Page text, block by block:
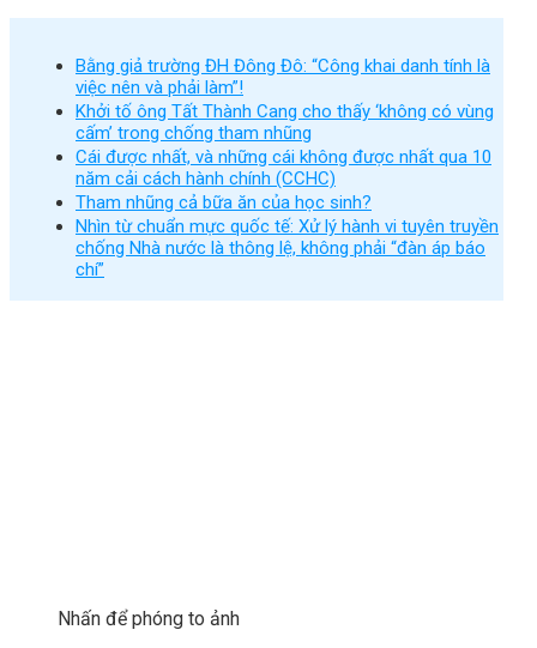
Bằng giả trường ĐH Đông Đô: “Công khai danh tính là
việc nên và phải làm”!
Khởi tố ông Tất Thành Cang cho thấy ‘không có vùng
cấm’ trong chống tham nhũng
Cái được nhất, và những cái không được nhất qua 10
năm cải cách hành chính (CCHC)
Tham nhũng cả bữa ăn của học sinh?
Nhìn từ chuẩn mực quốc tế: Xử lý hành vi tuyên truyền
chống Nhà nước là thông lệ, không phải “đàn áp báo
chí”
Nhấn để phóng to ảnh